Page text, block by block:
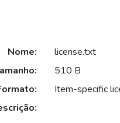
Nome:
license.txt
510 B
Item-specific